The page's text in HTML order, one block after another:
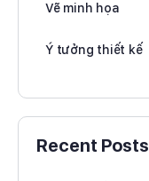
Vẽ minh họa
Ý tưởng thiết kế
Recent Posts